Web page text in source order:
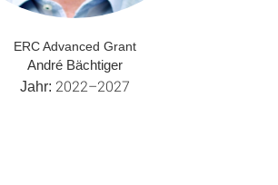
ERC Advanced Grant
André Bächtiger
Jahr: 2022–2027